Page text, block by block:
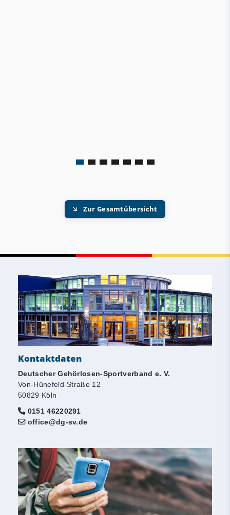
Zur Gesamtübersicht
Kontaktdaten
Deutscher Gehörlosen-Sportverband e. V.
Von-Hünefeld-Straße 12
50829 Köln
0151 46220291
office@dg-sv.de